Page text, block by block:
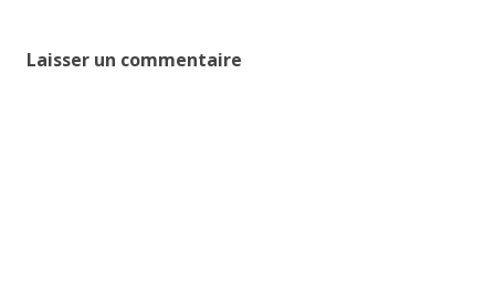
Laisser un commentaire